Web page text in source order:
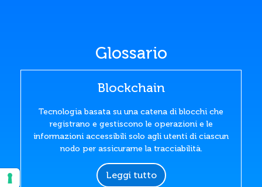
Glossario
Blockchain
Tecnologia basata su una catena di blocchi che
registrano e gestiscono le operazioni e le
informazioni accessibili solo agli utenti di ciascun
nodo per assicurarne la tracciabilità.
Leggi tutto